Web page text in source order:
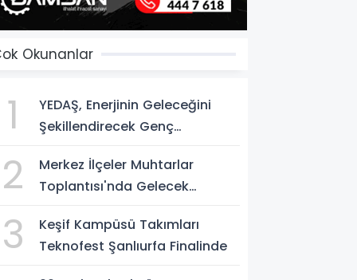
Okunanlar
1
YEDAŞ, Enerjinin Geleceğini
Şekillendirecek Genç
2
Merkez İlçeler Muhtarlar
Toplantısı'nda Gelecek
3
Keşif Kampüsü Takımları
Teknofest Şanlıurfa Finalinde